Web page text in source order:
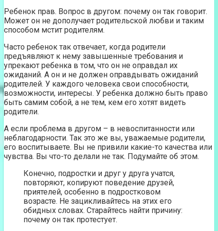
Ребенок прав. Вопрос в другом: почему он так говорит.
Может он не дополучает родительской любви и таким
способом мстит родителям.
Часто ребенок так отвечает, когда родители
предъявляют к нему завышенные требования и
упрекают ребенка в том, что он не оправдал их
ожиданий. А он и не должен оправдывать ожиданий
родителей. У каждого человека свои способности,
возможности, интересы. У ребенка должно быть право
быть самим собой, а не тем, кем его хотят видеть
родители.
А если проблема в другом – в невоспитанности или
неблагодарности. Так это же вы, уважаемые родители,
его воспитываете. Вы не привили какие-то качества или
чувства. Вы что-то делали не так. Подумайте об этом.
Конечно, подростки и друг у друга учатся,
повторяют, копируют поведение друзей,
приятелей, особенно в подростковом
возрасте. Не зацикливайтесь на этих его
обидных словах. Старайтесь найти причину:
почему он так протестует.